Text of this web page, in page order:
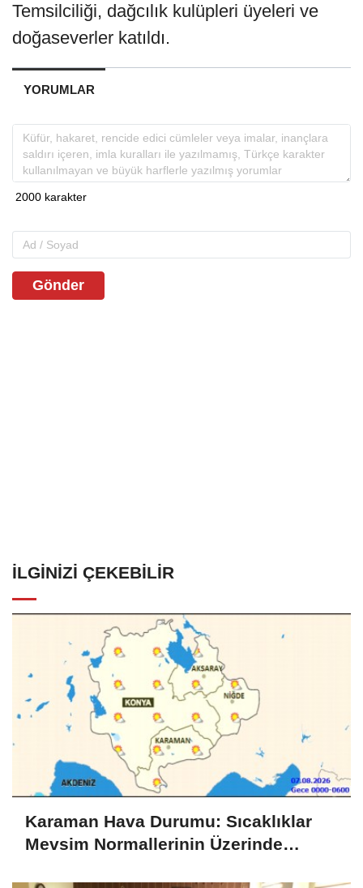
Temsilciliği, dağcılık kulüpleri üyeleri ve
doğaseverler katıldı.
YORUMLAR
Gönder
İLGINIZI ÇEKEBILIR
Karaman Hava Durumu: Sıcaklıklar
Mevsim Normallerinin Üzerinde